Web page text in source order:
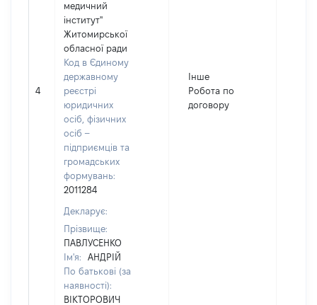
4
медичний
інститут"
Житомирської
обласної ради
Код в Єдиному
державному
реєстрі
юридичних
осіб, фізичних
осіб –
підприємців та
громадських
формувань:
2011284
Декларує:
Прізвище:
ПАВЛУСЕНКО
Ім'я:
АНДРІЙ
По батькові (за
наявності):
ВІКТОРОВИЧ
Інше
Робота по
договору